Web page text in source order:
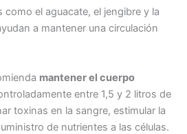
el aguacate, el jengibre y la
a mantener una circulación
mantener el cuerpo
entre 1,5 y 2 litros de
toxinas en la sangre, estimular la
de nutrientes a las células.